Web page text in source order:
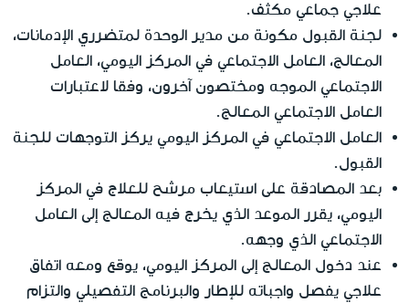
علاجي جماعي مكثف.
لجنة القبول مكونة من مدير الوحدة لمتضرري الإدمانات،
المعالج، العامل الاجتماعي في المركز اليومي، العامل
الاجتماعي الموجه ومختصون آخرون، وفقا لاعتبارات
العامل الاجتماعي المعالج.
العامل الاجتماعي في المركز اليومي يركز التوجهات للجنة
القبول.
بعد المصادقة على استيعاب مرشح للعلاج في المركز
اليومي، يقرر الموعد الذي يخرج فيه المعالج إلى العامل
الاجتماعي الذي وجهه.
عند دخول المعالج إلى المركز اليومي، يوقع ومعه اتفاق
علاجي يفصل واجباته للإطار والبرنامج التفصيلي والتزام